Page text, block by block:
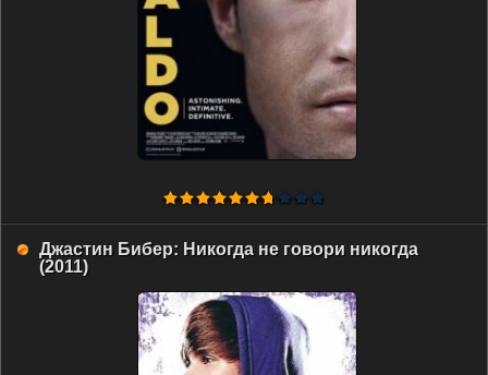
Джастин Бибер: Никогда не говори никогда
(2011)